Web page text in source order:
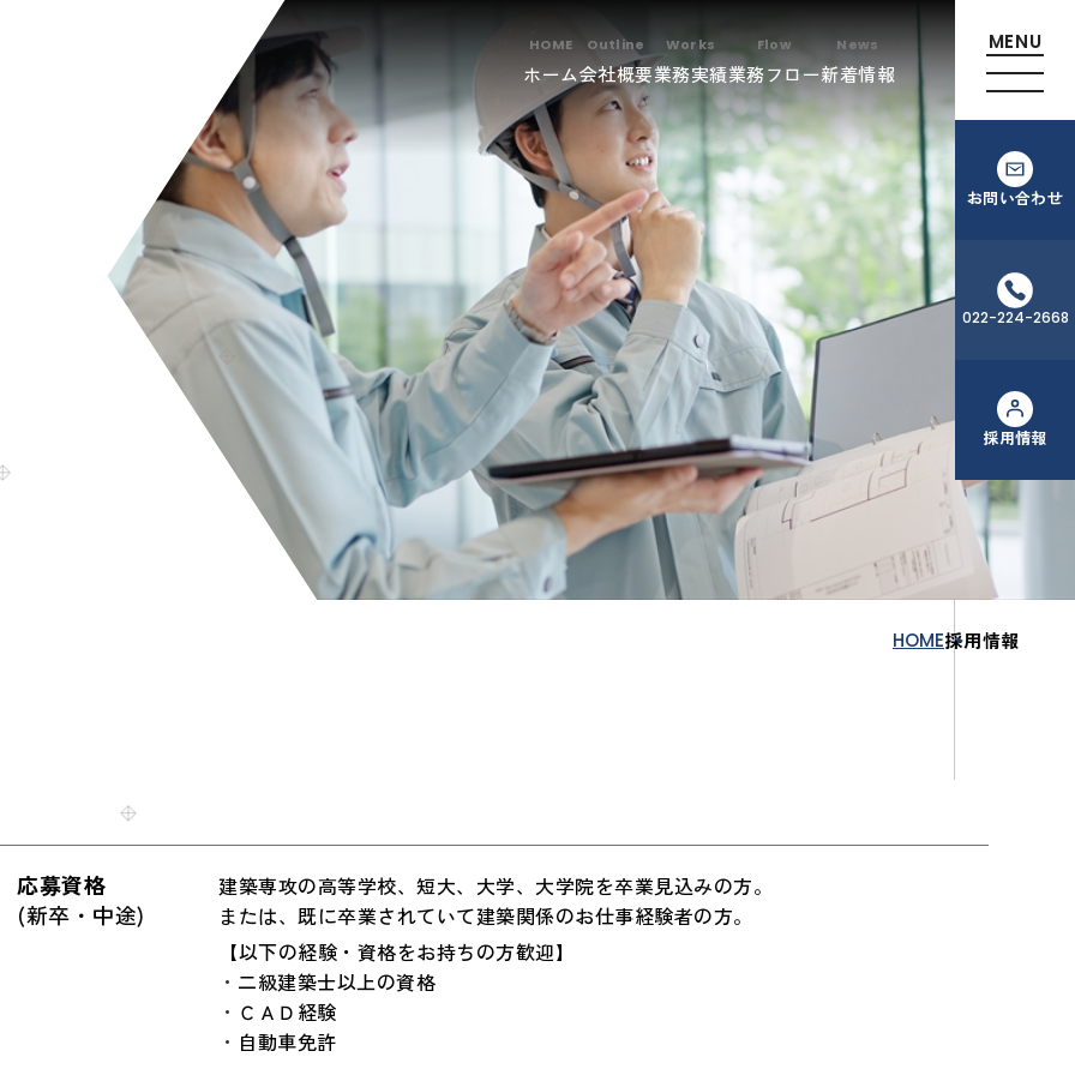
ホーム会社概要業務実績業務フロー新着情報
お問い合わせ
022-224-2668
採用情報
HOME採用情報
応募資格
(新卒・中途)
建築専攻の高等学校、短大、大学、大学院を卒業見込みの方。
または、既に卒業されていて建築関係のお仕事経験者の方。
【以下の経験・資格をお持ちの方歓迎】
二級建築士以上の資格
ＣＡＤ経験
自動車免許